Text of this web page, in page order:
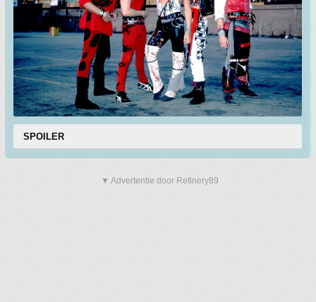
SPOILER
▼ Advertentie door Refinery89